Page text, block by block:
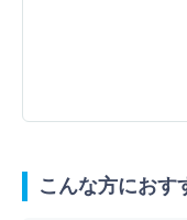
こんな方におす